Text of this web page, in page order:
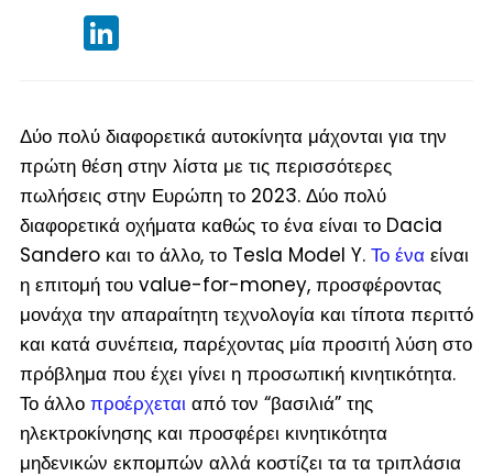
LinkedIn
Δύο πολύ διαφορετικά αυτοκίνητα μάχονται για την
πρώτη θέση στην λίστα με τις περισσότερες
πωλήσεις στην Ευρώπη το 2023. Δύο πολύ
διαφορετικά οχήματα καθώς το ένα είναι το Dacia
Sandero και το άλλο, το Tesla Model Y. Το έναείναι
η επιτομή του value-for-money, προσφέροντας
μονάχα την απαραίτητη τεχνολογία και τίποτα περιττό
και κατά συνέπεια, παρέχοντας μία προσιτή λύση στο
πρόβλημα που έχει γίνει η προσωπική κινητικότητα.
Το άλλο προέρχεται από τον “βασιλιά” της
ηλεκτροκίνησης και προσφέρει κινητικότητα
μηδενικών εκπομπών αλλά κοστίζει τα τα τριπλάσια